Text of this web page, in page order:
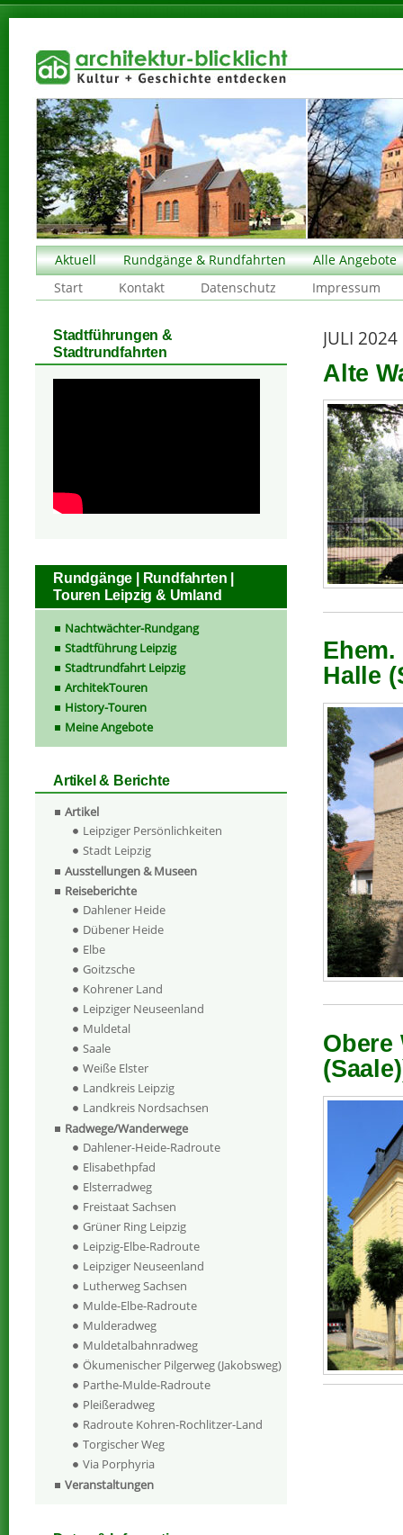
Aktuell Rundgänge & Rundfahrten
Alle Angebote
Start
Kontakt Datenschutz Impressum
JULI 2024
Alte
Halle
Obere
Stadtführungen &
Stadtrundfahrten
Rundgänge | Rundfahrten |
Touren Leipzig & Umland
Nachtwächter-Rundgang
Stadtführung Leipzig
Stadtrundfahrt Leipzig
ArchitekTouren
History-Touren
Meine Angebote
Artikel & Berichte
Artikel
Leipziger Persönlichkeiten
Stadt Leipzig
Ausstellungen & Museen
Reiseberichte
Dahlener Heide
Dübener Heide
Elbe
Goitzsche
Kohrener Land
Leipziger Neuseenland
Muldetal
Saale
Weiße Elster
Landkreis Leipzig
Landkreis Nordsachsen
Radwege/Wanderwege
Dahlener-Heide-Radroute
Elisabethpfad
Elsterradweg
Freistaat Sachsen
Grüner Ring Leipzig
Leipzig-Elbe-Radroute
Leipziger Neuseenland
Lutherweg Sachsen
Mulde-Elbe-Radroute
Mulderadweg
Muldetalbahnradweg
Ökumenischer Pilgerweg (Jakobsweg)
Parthe-Mulde-Radroute
Pleißeradweg
Radroute Kohren-Rochlitzer-Land
Torgischer Weg
Via Porphyria
Veranstaltungen